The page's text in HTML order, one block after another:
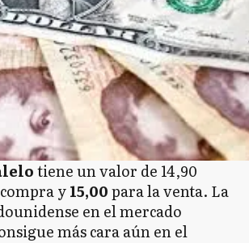
tiene un valor de 14,90
y15,00para la venta. La
en el mercado
más cara aún en el